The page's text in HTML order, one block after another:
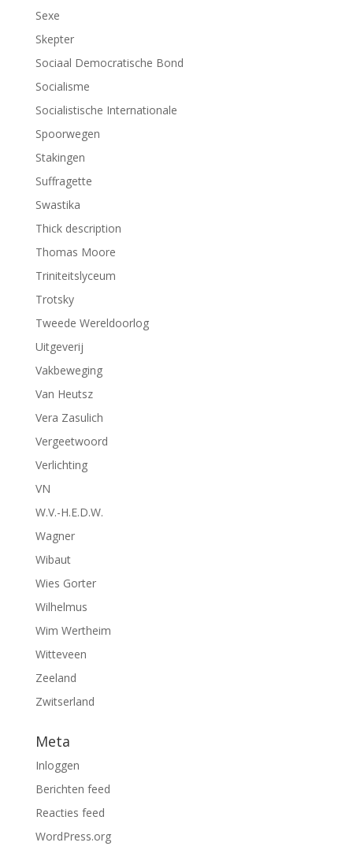
Sexe
Skepter
Sociaal Democratische Bond
Socialisme
Socialistische Internationale
Spoorwegen
Stakingen
Suffragette
Swastika
Thick description
Thomas Moore
Triniteitslyceum
Trotsky
Tweede Wereldoorlog
Uitgeverij
Vakbeweging
Van Heutsz
Vera Zasulich
Vergeetwoord
Verlichting
VN
W.V.-H.E.D.W.
Wagner
Wibaut
Wies Gorter
Wilhelmus
Wim Wertheim
Witteveen
Zeeland
Zwitserland
Meta
Inloggen
Berichten feed
Reacties feed
WordPress.org